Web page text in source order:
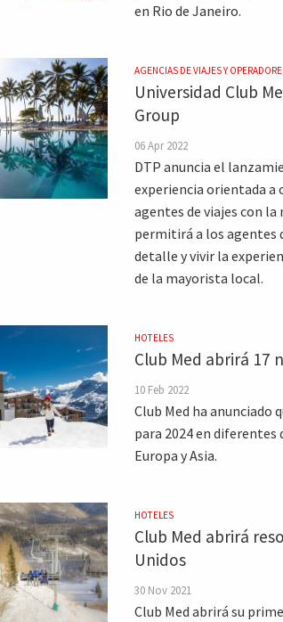
en Rio de Janeiro.
AGENCIAS DE VIAJES Y
Universidad Club
Group
06 Apr 2022
DTP anuncia el
experiencia orientada
agentes de viajes con
permitirá a los agentes
detalle y vivir la
de la mayorista local.
HOTELES
Club Med abrirá 17
10 Feb 2022
Club Med ha anunciado
para 2024 en
Europa y Asia.
HOTELES
Club Med abrirá
Unidos
30 Nov 2021
Club Med abrirá su